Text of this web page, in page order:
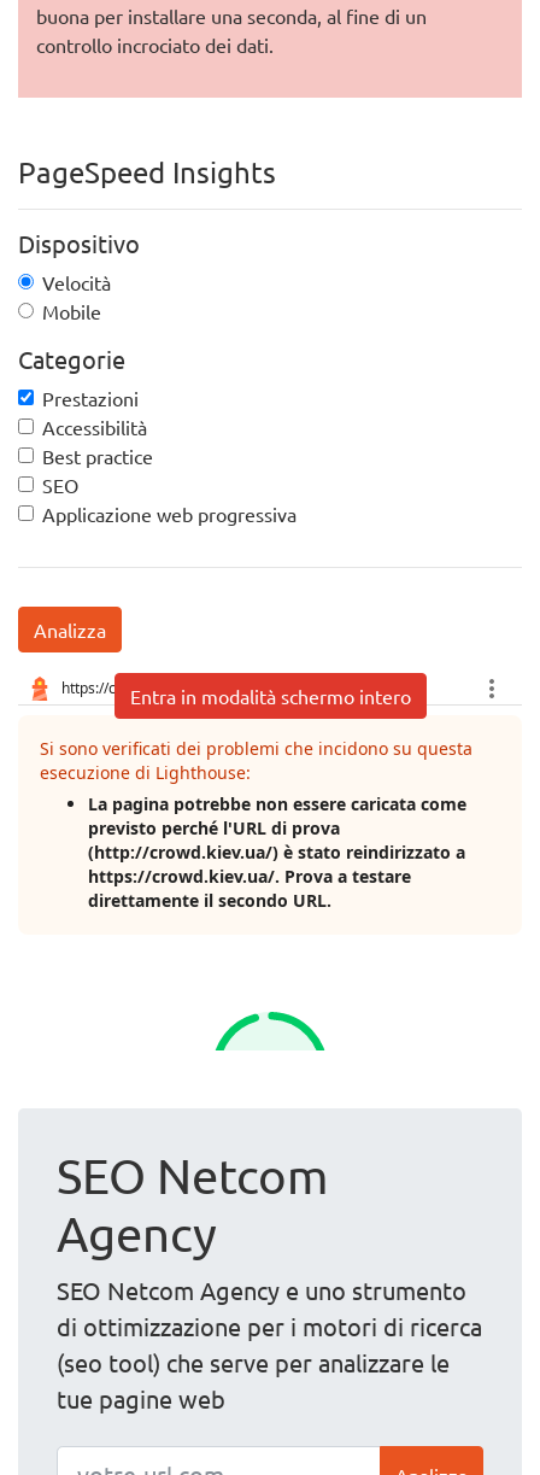
buona per installare una seconda, al fine di un
controllo incrociato dei dati.
PageSpeed Insights
Dispositivo
Velocità
Mobile
Categorie
Prestazioni
Accessibilità
Best practice
SEO
Applicazione web progressiva
Analizza
Entra in modalità schermo intero
SEO Netcom
Agency
SEO Netcom Agency e uno strumento
di ottimizzazione per i motori di ricerca
(seo tool) che serve per analizzare le
tue pagine web